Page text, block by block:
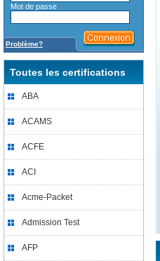
Mot de passe
Problème?
Toutes les certifications
ABA
ACAMS
ACFE
ACI
Acme-Packet
Admission Test
AFP